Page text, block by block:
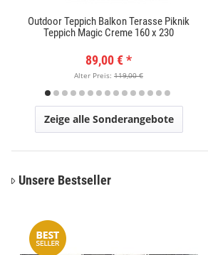
Outdoor Teppich Balkon Terasse Piknik
Teppich Magic Creme 160 x 230
89,00 €*
Alter Preis: 119,00 €
Zeige alle Sonderangebote
Unsere Bestseller